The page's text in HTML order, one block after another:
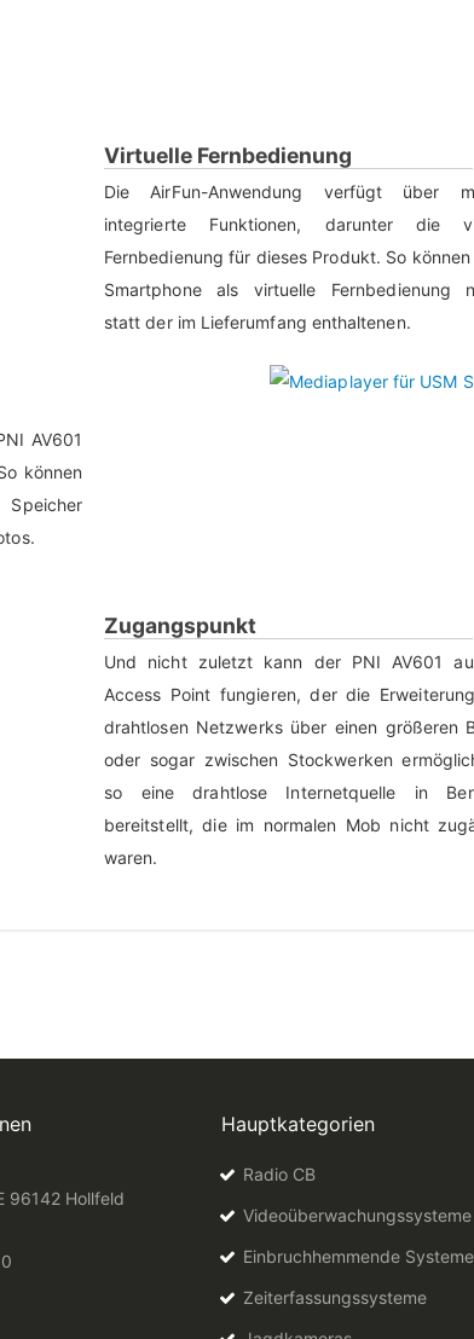
Virtuelle Fernbedienung
Die AirFun-Anwendung verfügt über
integrierte Funktionen, darunter die
Fernbedienung für dieses Produkt. So können
Smartphone als virtuelle Fernbedienung
statt der im Lieferumfang enthaltenen.
AV601
können
Speicher
Zugangspunkt
Und nicht zuletzt kann der PNI AV601
Access Point fungieren, der die
drahtlosen Netzwerks über einen größeren
oder sogar zwischen Stockwerken
so eine drahtlose Internetquelle in
bereitstellt, die im normalen Mob nicht
waren.
96142 Hollfeld
Hauptkategorien
Radio CB
Videoüberwachungssysteme
Einbruchhemmende Systeme
Zeiterfassungssysteme